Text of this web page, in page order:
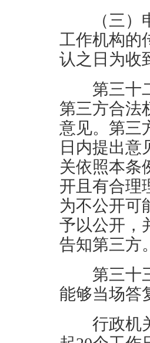
（三
工作机构的
认之日为收
第三十
第三方合法
意见。第三
日内提出意
关依照本条
开且有合理
为不公开可
予以公开，
告知第三方
第三十
能够当场答
行政机